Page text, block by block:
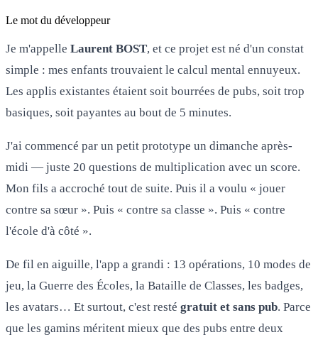
Le mot du développeur
Je m'appelle Laurent BOST, et ce projet est né d'un constat
simple : mes enfants trouvaient le calcul mental ennuyeux.
Les applis existantes étaient soit bourrées de pubs, soit trop
basiques, soit payantes au bout de 5 minutes.
J'ai commencé par un petit prototype un dimanche après-
midi — juste 20 questions de multiplication avec un score.
Mon fils a accroché tout de suite. Puis il a voulu « jouer
contre sa sœur ». Puis « contre sa classe ». Puis « contre
l'école d'à côté ».
De fil en aiguille, l'app a grandi : 13 opérations, 10 modes de
jeu, la Guerre des Écoles, la Bataille de Classes, les badges,
les avatars… Et surtout, c'est resté gratuit et sans pub. Parce
que les gamins méritent mieux que des pubs entre deux